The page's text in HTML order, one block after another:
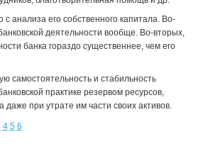
анализа его собственного капитала. Во-
деятельности вообще. Во-вторых,
банка гораздо существеннее, чем его
самостоятельность и стабильность
практике резервом ресурсов,
при утрате им части своих активов.
4 5 6